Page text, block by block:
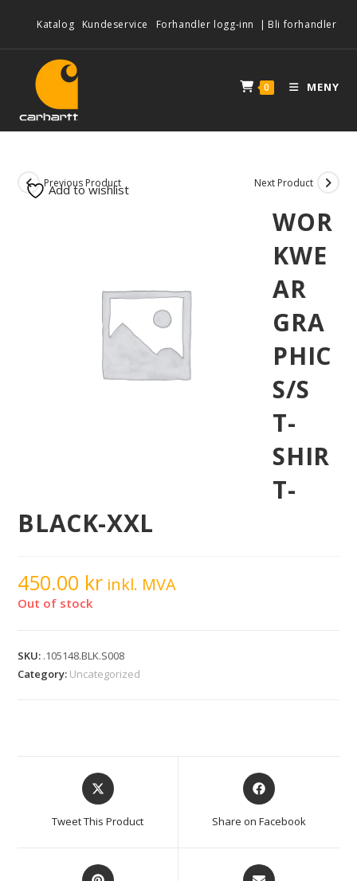
Katalog Kundeservice Forhandler logg-inn | Bli forhandler
0 MENY
Previous Product Next Product
WOR
KWE
AR
GRA
PHIC
S/S
T-
SHIR
T-
BLACK-XXL
450.00 kr inkl. MVA
Out of stock
SKU: .105148.BLK.S008
Category: Uncategorized
Add to wishlist
Tweet This Product Share on Facebook